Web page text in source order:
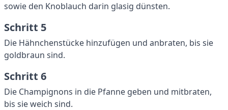
sowie den Knoblauch darin glasig dünsten.
Schritt 5
Die Hähnchenstücke hinzufügen und anbraten, bis sie
goldbraun sind.
Schritt 6
Die Champignons in die Pfanne geben und mitbraten,
bis sie weich sind.